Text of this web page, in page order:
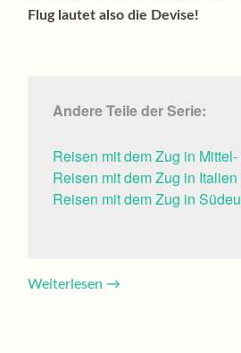
Flug lautet also die Devise!
Andere Teile der Serie:
Reisen mit dem Zug in
Reisen mit dem Zug in Italien
Reisen mit dem Zug in
Weiterlesen →